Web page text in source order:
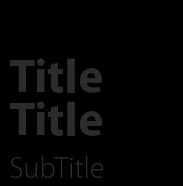
Title
Title
SubTitle